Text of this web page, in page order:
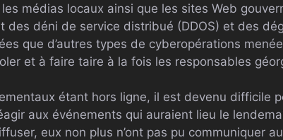
médias locaux ainsi que les sites Web
des déni de service distribué (DDOS) et des
que d’autres types de cyberopérations
et à faire taire à la fois les responsables
étant hors ligne, il est devenu difficile
aux événements qui auraient lieu le
eux non plus n’ont pas pu communiquer